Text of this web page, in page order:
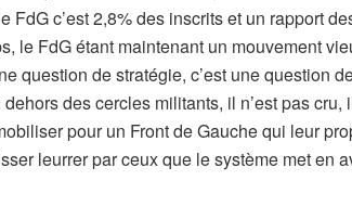
c’est 2,8% des inscrits et un rapport
le FdG étant maintenant un mouvement
question de stratégie, c’est une question
dehors des cercles militants, il n’est pas
pour un Front de Gauche qui leur
leurrer par ceux que le système met